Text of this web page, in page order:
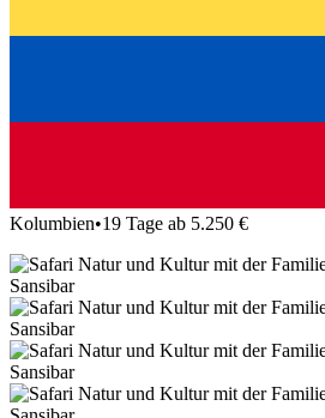
Kolumbien•19 Tage ab 5.250 €